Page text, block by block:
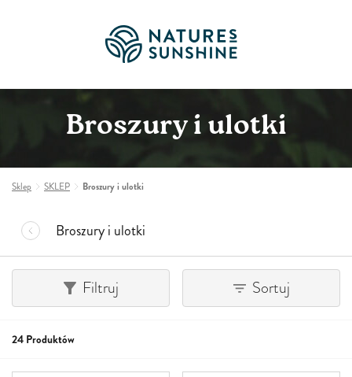
Broszury i ulotki
Sklep SKLEP Broszury i ulotki
Broszury i ulotki
Filtruj Sortuj
24 Produktów